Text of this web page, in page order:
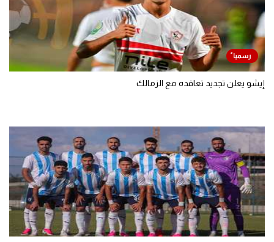
إيشو يعلن تجديد تعاقده مع الزمالك